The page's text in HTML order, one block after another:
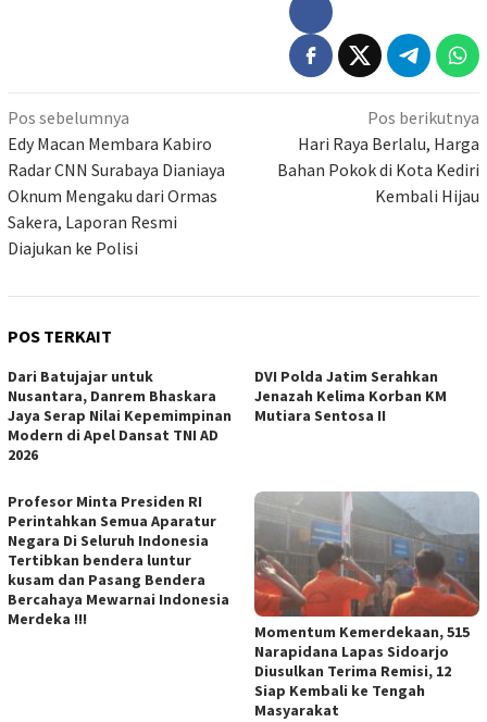
Navigasi
pos
Pos sebelumnya
Edy Macan Membara Kabiro
Radar CNN Surabaya Dianiaya
Oknum Mengaku dari Ormas
Sakera, Laporan Resmi
Diajukan ke Polisi
Pos berikutnya
Hari Raya Berlalu, Harga
Bahan Pokok di Kota Kediri
Kembali Hijau
POS TERKAIT
Dari Batujajar untuk
Nusantara, Danrem Bhaskara
Jaya Serap Nilai Kepemimpinan
Modern di Apel Dansat TNI AD
2026
DVI Polda Jatim Serahkan
Jenazah Kelima Korban KM
Mutiara Sentosa II
Profesor Minta Presiden RI
Perintahkan Semua Aparatur
Negara Di Seluruh Indonesia
Tertibkan bendera luntur
kusam dan Pasang Bendera
Bercahaya Mewarnai Indonesia
Merdeka !!!
Momentum Kemerdekaan, 515
Narapidana Lapas Sidoarjo
Diusulkan Terima Remisi, 12
Siap Kembali ke Tengah
Masyarakat